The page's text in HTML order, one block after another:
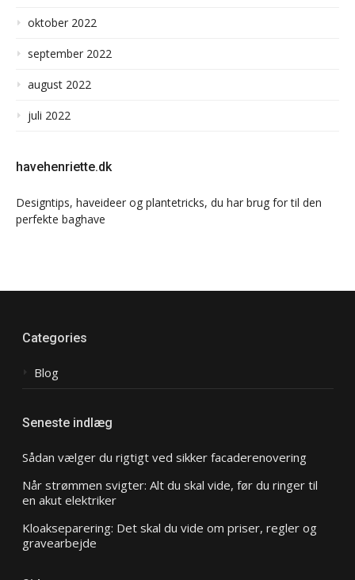
oktober 2022
september 2022
august 2022
juli 2022
havehenriette.dk
Designtips, haveideer og plantetricks, du har brug for til den
perfekte baghave
Categories
Blog
Seneste indlæg
Sådan vælger du rigtigt ved sikker facaderenovering
Når strømmen svigter: Alt du skal vide, før du ringer til
en akut elektriker
Kloakseparering: Det skal du vide om priser, regler og
gravearbejde